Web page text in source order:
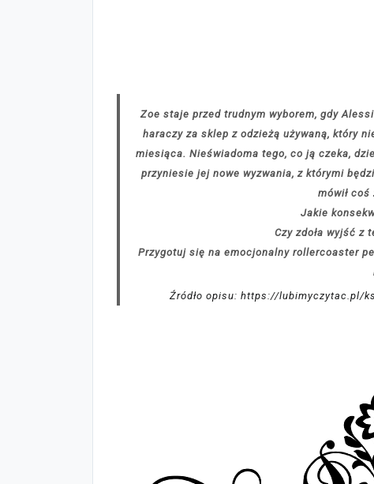
Zoe staje przed trudnym wyborem, gdy
haraczy za sklep z odzieżą używaną, który
miesiąca. Nieświadoma tego, co ją czeka,
przyniesie jej nowe wyzwania, z którymi
mówił coś
Jakie
Czy zdoła wyjść z
Przygotuj się na emocjonalny rollercoaster
Źródło opisu: https://lubimyczytac.pl/